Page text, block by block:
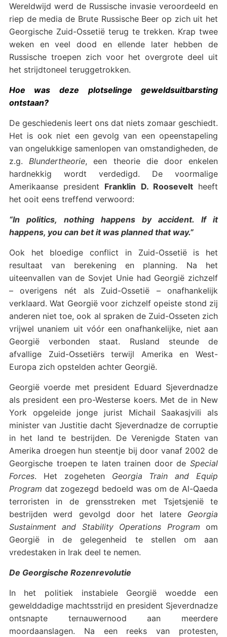
Wereldwijd werd de Russische invasie veroordeeld en
riep de media de Brute Russische Beer op zich uit het
Georgische Zuid-Ossetië terug te trekken. Krap twee
weken en veel dood en ellende later hebben de
Russische troepen zich voor het overgrote deel uit
het strijdtoneel teruggetrokken.
Hoe was deze plotselinge geweldsuitbarsting
ontstaan?
De geschiedenis leert ons dat niets zomaar geschiedt.
Het is ook niet een gevolg van een opeenstapeling
van ongelukkige samenlopen van omstandigheden, de
z.g. Blundertheorie, een theorie die door enkelen
hardnekkig wordt verdedigd. De voormalige
Amerikaanse president Franklin D. Rooseveltheeft
het ooit eens treffend verwoord:
“In politics, nothing happens by accident. If it
happens, you can bet it was planned that way.”
Ook het bloedige conflict in Zuid-Ossetië is het
resultaat van berekening en planning. Na het
uiteenvallen van de Sovjet Unie had Georgië zichzelf
– overigens nét als Zuid-Ossetië – onafhankelijk
verklaard. Wat Georgië voor zichzelf opeiste stond zij
anderen niet toe, ook al spraken de Zuid-Osseten zich
vrijwel unaniem uit vóór een onafhankelijke, niet aan
Georgië verbonden staat. Rusland steunde de
afvallige Zuid-Ossetiërs terwijl Amerika en West-
Europa zich opstelden achter Georgië.
Georgië voerde met president Eduard Sjeverdnadze
als president een pro-Westerse koers. Met de in New
York opgeleide jonge jurist Michail Saakasjvili als
minister van Justitie dacht Sjeverdnadze de corruptie
in het land te bestrijden. De Verenigde Staten van
Amerika droegen hun steentje bij door vanaf 2002 de
Georgische troepen te laten trainen door deSpecial
Forces. Het zogeheten Georgia Train and Equip
Program dat zogezegd bedoeld was om de Al-Qaeda
terroristen in de grensstreken met Tsjetsjenië te
bestrijden werd gevolgd door het latere Georgia
Sustainment and Stability Operations Programom
Georgië in de gelegenheid te stellen om aan
vredestaken in Irak deel te nemen.
De Georgische Rozenrevolutie
In het politiek instabiele Georgië woedde een
gewelddadige machtsstrijd en president Sjeverdnadze
ontsnapte ternauwernood aan meerdere
moordaanslagen. Na een reeks van protesten,